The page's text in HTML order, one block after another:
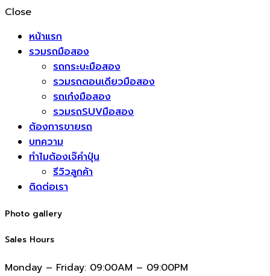
Close
หน้าแรก
รวมรถมือสอง
รถกระบะมือสอง
รวมรถตอนเดียวมือสอง
รถเก๋งมือสอง
รวมรถSUVมือสอง
ต้องการขายรถ
บทความ
ทำไมต้องเจ๊คำปุ่น
รีวิวลูกค้า
ติดต่อเรา
Photo gallery
Sales Hours
Monday – Friday: 09:00AM – 09:00PM